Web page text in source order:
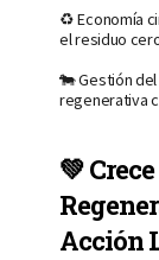
♻️ Economía
el residuo
🐄 Gestión
regenerativa
💚
Acción